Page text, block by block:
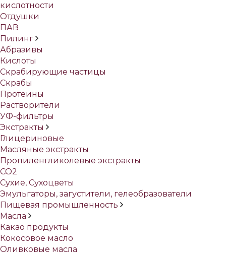
кислотности
Отдушки
ПАВ
Пилинг
Абразивы
Кислоты
Скрабирующие частицы
Скрабы
Протеины
Растворители
УФ-фильтры
Экстракты
Глицериновые
Масляные экстракты
Пропиленгликолевые экстракты
СО2
Сухие, Сухоцветы
Эмульгаторы, загустители, гелеобразователи
Пищевая промышленность
Масла
Какао продукты
Кокосовое масло
Оливковые масла